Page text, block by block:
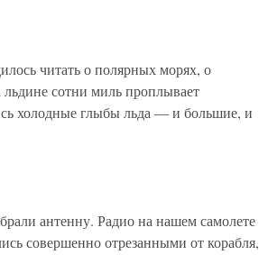
читать о полярных морях, о
сотни миль проплывает
холодные глыбы льда — и большие, и
антенну. Радио на нашем самолете
совершенно отрезанными от корабля,